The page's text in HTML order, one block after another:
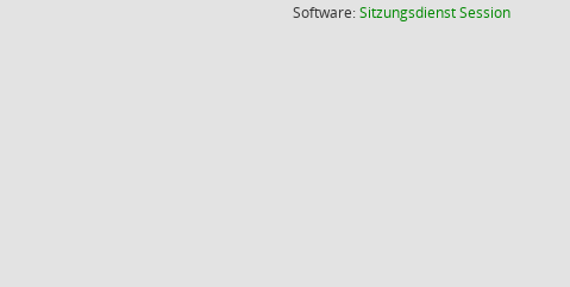
Software:SitzungsdienstSession(Wird in